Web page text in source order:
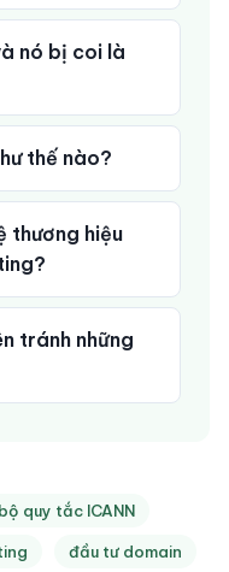
nó bị coi là
thế nào?
thương hiệu
tránh những
bộ quy tắc ICANN
đầu tư domain